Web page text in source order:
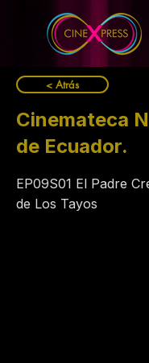
< Atrás
Cinemateca
de Ecuador.
EP09S01 El Padre
de Los Tayos